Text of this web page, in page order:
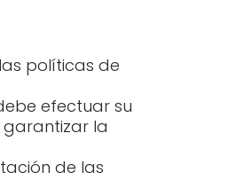
políticas de
efectuar su
garantizar la
de las